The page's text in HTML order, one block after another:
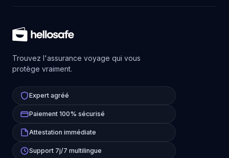
Trouvez l'assurance voyage qui vous
protège vraiment.
Expert agréé
Paiement 100% sécurisé
Attestation immédiate
Support 7j/7 multilingue